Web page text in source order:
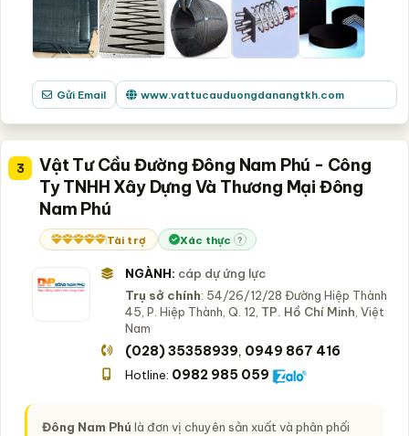
Gửi Email www.vattucauduongdanangtkh.com
3
Vật Tư Cầu Đường Đông Nam Phú - Công
Ty TNHH Xây Dựng Và Thương Mại Đông
Nam Phú
Tài trợ Xác thực ?
NGÀNH: cáp dự ứng lực
Trụ sở chính: 54/26/12/28 Đường Hiệp Thành
45, P. Hiệp Thành, Q. 12, TP. Hồ Chí Minh, Việt
Nam
(028) 35358939, 0949 867 416
Hotline: 0982 985 059
Đông Nam Phú là đơn vị chuyên sản xuất và phân phối